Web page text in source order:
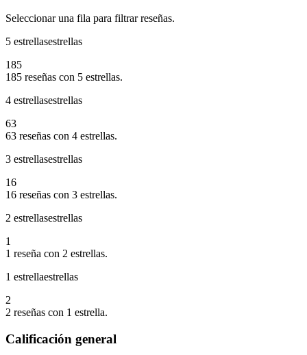
Seleccionar una fila para filtrar reseñas.
5 estrellasestrellas
185
185 reseñas con 5 estrellas.
4 estrellasestrellas
63
63 reseñas con 4 estrellas.
3 estrellasestrellas
16
16 reseñas con 3 estrellas.
2 estrellasestrellas
1
1 reseña con 2 estrellas.
1 estrellaestrellas
2
2 reseñas con 1 estrella.
Calificación general